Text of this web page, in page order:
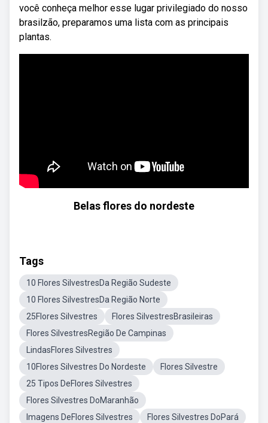
você conheça melhor esse lugar privilegiado do nosso
brasilzão, preparamos uma lista com as principais
plantas.
Belas flores do nordeste
Tags
10 Flores SilvestresDa Região Sudeste
10 Flores SilvestresDa Região Norte
25Flores Silvestres
Flores SilvestresBrasileiras
Flores SilvestresRegião De Campinas
LindasFlores Silvestres
10Flores Silvestres Do Nordeste
Flores Silvestre
25 Tipos DeFlores Silvestres
Flores Silvestres DoMaranhão
Imagens DeFlores Silvestres
Flores Silvestres DoPará